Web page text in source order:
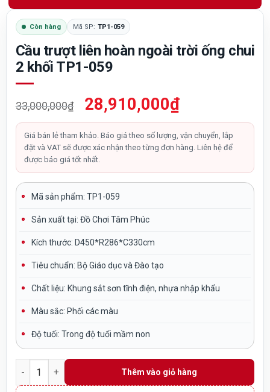
Còn hàng Mã SP: TP1-059
Cầu trượt liên hoàn ngoài trời ống chui
2 khối TP1-059
33,000,000₫
Giá
gốc
là:
33,000,000₫.
28,910,000₫Giá
hiện
tại
là:
28,910,000₫.
Giá bán lẻ tham khảo. Báo giá theo số lượng, vận chuyển, lắp
đặt và VAT sẽ được xác nhận theo từng đơn hàng. Liên hệ để
được báo giá tốt nhất.
Mã sản phẩm: TP1-059
Sản xuất tại: Đồ Chơi Tâm Phúc
Kích thước: D450*R286*C330cm
Tiêu chuẩn: Bộ Giáo dục và Đào tạo
Chất liệu: Khung sắt sơn tĩnh điện, nhựa nhập khẩu
Màu sắc: Phối các màu
Độ tuổi: Trong độ tuổi mầm non
Cầu trượt liên hoàn ngoài trời ống chui 2 khối TP1-059 số
Thêm vào giỏ hàng